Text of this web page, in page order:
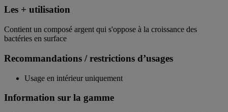
Les + utilisation
Contient un composé argent qui s'oppose à la croissance des
bactéries en surface
Recommandations / restrictions d’usages
Usage en intérieur uniquement
Information sur la gamme